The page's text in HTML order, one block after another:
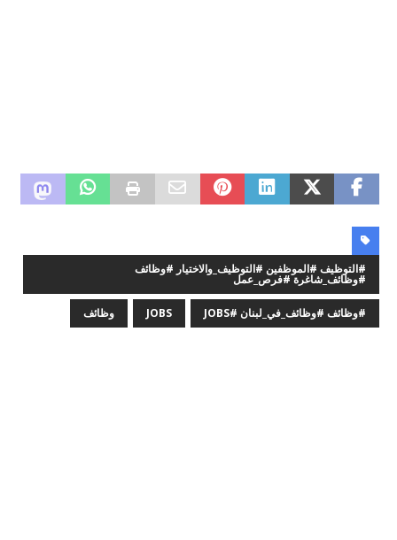
#التوظيف #الموظفين #التوظيف_والاختيار #وظائف
#وظائف_شاغرة #فرص_عمل
#وظائف #وظائف_في_لبنان #JOBS JOBS وظائف